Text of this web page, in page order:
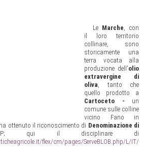
Le Marche , con
il loro territorio
collinare, sono
storicamente una
terra vocata alla
produzione dell'olio
extravergine di
oliva , tanto che
quello prodotto a
Cartoceto - un
comune sulle colline
vicino Fano in
ottenuto il riconoscimento di Denominazione di
qui il disciplinare di
flex/cm/pages/ServeBLOB.php/L/IT/